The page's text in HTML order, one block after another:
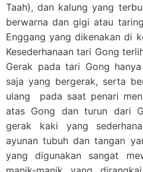
Taah), dan kalung yang
berwarna dan gigi atau
Enggang yang dikenakan di
Kesederhanaan tari Gong
Gerak pada tari Gong
saja yang bergerak, serta
ulang pada saat penari
atas Gong dan turun dari
gerak kaki yang
ayunan tubuh dan tangan
yang digunakan sangat